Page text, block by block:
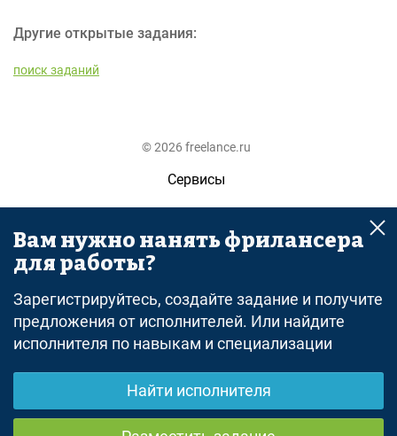
Другие открытые задания:
поиск заданий
© 2026 freelance.ru
Сервисы
Помощь
Поиск
Оферта
Политика конфиденциальности
Дисклеймер о ЗоЗПП
Отказ от ответственности
Вам нужно нанять фрилансера
для работы?
Зарегистрируйтесь, создайте задание и получите
предложения от исполнителей. Или найдите
исполнителя по навыкам и специализации
Найти исполнителя